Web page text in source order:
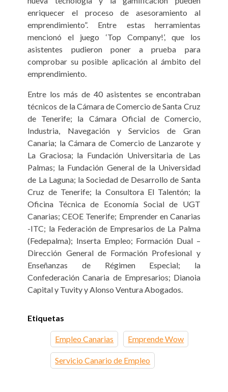
enriquecer el proceso de asesoramiento al
emprendimiento”. Entre estas herramientas
mencionó el juego ‘Top Company!’, que los
asistentes pudieron poner a prueba para
comprobar su posible aplicación al ámbito del
emprendimiento.
Entre los más de 40 asistentes se encontraban
técnicos de la Cámara de Comercio de Santa Cruz
de Tenerife; la Cámara Oficial de Comercio,
Industria, Navegación y Servicios de Gran
Canaria; la Cámara de Comercio de Lanzarote y
La Graciosa; la Fundación Universitaria de Las
Palmas; la Fundación General de la Universidad
de La Laguna; la Sociedad de Desarrollo de Santa
Cruz de Tenerife; la Consultora El Talentón; la
Oficina Técnica de Economía Social de UGT
Canarias; CEOE Tenerife; Emprender en Canarias
-ITC; la Federación de Empresarios de La Palma
(Fedepalma); Inserta Empleo; Formación Dual –
Dirección General de Formación Profesional y
Enseñanzas de Régimen Especial; la
Confederación Canaria de Empresarios; Dianoia
Capital y Tuvity y Alonso Ventura Abogados.
Etiquetas
Empleo Canarias Emprende Wow
Servicio Canario de Empleo